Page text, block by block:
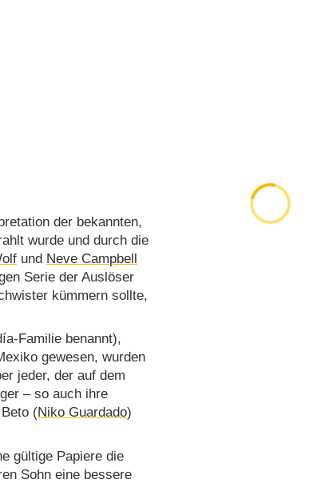
der bekannten,
wurde und durch die
und Neve Campbell
Serie der Auslöser
kümmern sollte,
Familie benannt),
gewesen, wurden
jeder, der auf dem
– so auch ihre
(Niko Guardado)
gültige Papiere die
Sohn eine bessere